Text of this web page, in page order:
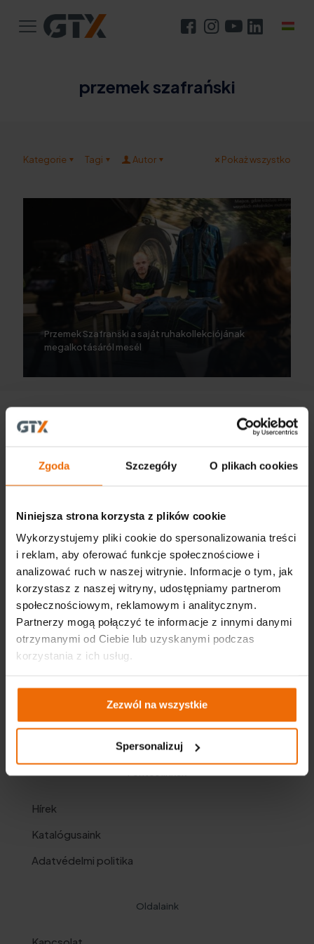
Zgoda Szczegóły O plikach cookies
Niniejsza strona korzysta z plików cookie
Wykorzystujemy pliki cookie do spersonalizowania treści
i reklam, aby oferować funkcje społecznościowe i
analizować ruch w naszej witrynie. Informacje o tym, jak
korzystasz z naszej witryny, udostępniamy partnerom
społecznościowym, reklamowym i analitycznym.
Partnerzy mogą połączyć te informacje z innymi danymi
otrzymanymi od Ciebie lub uzyskanymi podczas
korzystania z ich usług.
Zezwól na wszystkie
Spersonalizuj
przemek szafrański
Kategorie Tagi Autor Pokaż wszystko
Przemek Szafranski a saját ruhakollekciójának
megalkotásáról mesél
GTX Poland Sp. z o.o. Sp. K.
ul. Pograniczna 2/4
tel. +48 22 573 03 00
office@gtx-group.com
Fontos linkek
Hírek
Katalógusaink
Adatvédelmi politika
Oldalaink